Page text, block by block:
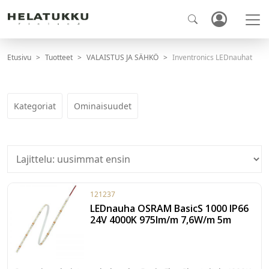
Etusivu Tuotteet VALAISTUS JA SÄHKÖ Inventronics LEDnauhat
Kategoriat Ominaisuudet
121237
LEDnauha OSRAM BasicS 1000 IP66
24V 4000K 975lm/m 7,6W/m 5m